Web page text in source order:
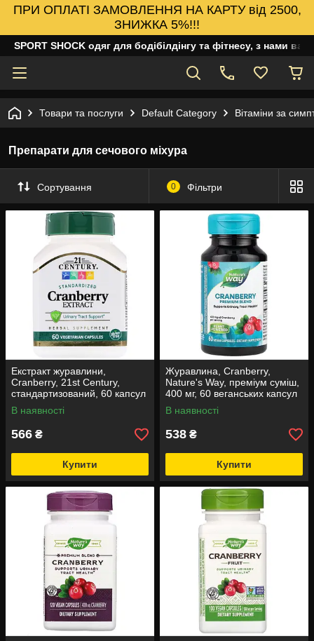
ПРИ ОПЛАТІ ЗАМОВЛЕННЯ НА КАРТУ від 2500,
ЗНИЖКА 5%!!!
SPORT SHOCK одяг для бодібілдінгу та фітнесу, з нами
Товари та послуги Default Category Вітаміни за
Препарати для сечового міхура
Сортування 0 Фільтри
Екстракт журавлини,
Cranberry, 21st Century,
стандартизований, 60 капсул
В наявності
566 ₴
Купити
Журавлина, Cranberry,
Nature's Way, преміум суміш,
400 мг, 60 веганських капсул
В наявності
538 ₴
Купити